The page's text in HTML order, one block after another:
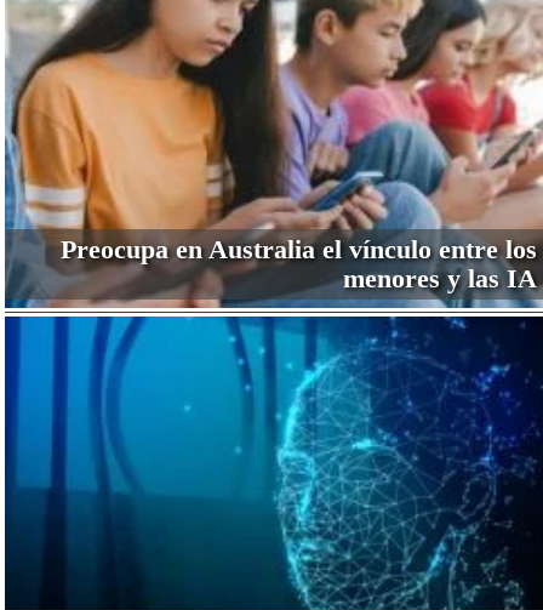
Preocupa en Australia el vínculo entre los
menores y las IA